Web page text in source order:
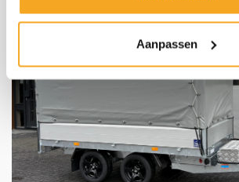
Aanpassen